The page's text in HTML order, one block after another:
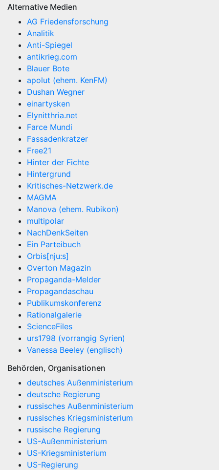
Alternative Medien
AG Friedensforschung
Analitik
Anti-Spiegel
antikrieg.com
Blauer Bote
apolut (ehem. KenFM)
Dushan Wegner
einartysken
Elynitthria.net
Farce Mundi
Fassadenkratzer
Free21
Hinter der Fichte
Hintergrund
Kritisches-Netzwerk.de
MAGMA
Manova (ehem. Rubikon)
multipolar
NachDenkSeiten
Ein Parteibuch
Orbis[nju:s]
Overton Magazin
Propaganda-Melder
Propagandaschau
Publikumskonferenz
Rationalgalerie
ScienceFiles
urs1798 (vorrangig Syrien)
Vanessa Beeley (englisch)
Behörden, Organisationen
deutsches Außenministerium
deutsche Regierung
russisches Außenministerium
russisches Kriegsministerium
russische Regierung
US-Außenministerium
US-Kriegsministerium
US-Regierung